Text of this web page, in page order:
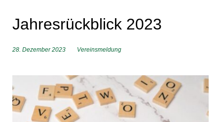
Jahresrückblick 2023
28. Dezember 2023 Vereinsmeldung